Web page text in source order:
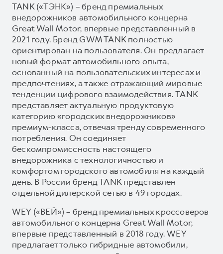
TANK («ТЭНК») – бренд премиальных
внедорожников автомобильного концерна
Great Wall Motor, впервые представленный в
2021 году. Бренд GWM TANK полностью
ориентирован на пользователя. Он предлагает
новый формат автомобильного опыта,
основанный на пользовательских интересах и
предпочтениях, а также отражающий мировые
тенденции цифрового взаимодействия. TANK
представляет актуальную продуктовую
категорию «городских внедорожников»
премиум-класса, отвечая тренду современного
потребления. Он соединяет
бескомпромиссность настоящего
внедорожника с технологичностью и
комфортом городского автомобиля на каждый
день. В России бренд TANK представлен
отдельной дилерской сетью в 49 городах.
WEY («ВЕЙ») – бренд премиальных кроссоверов
автомобильного концерна Great Wall Motor,
впервые представленный в 2018 году. WEY
предлагает только гибридные автомобили,